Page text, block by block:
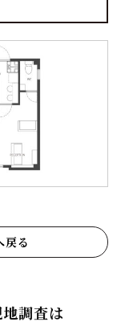
戻る
調査は